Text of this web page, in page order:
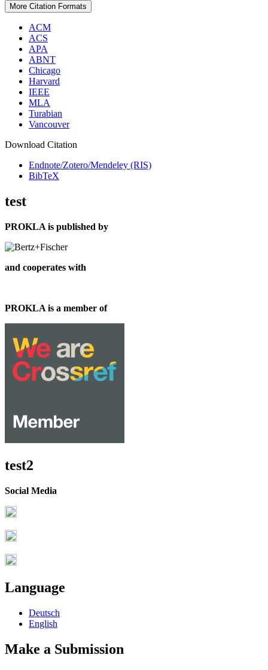
More Citation Formats
ACM
ACS
APA
ABNT
Chicago
Harvard
IEEE
MLA
Turabian
Vancouver
Download Citation
Endnote/Zotero/Mendeley (RIS)
BibTeX
test
PROKLA is published by
and cooperates with
PROKLA is a member of
test2
Social Media
Language
Deutsch
English
Make a Submission